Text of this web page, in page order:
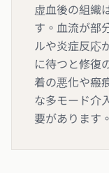
虚血後の組織
す。血流が部
ルや炎症反応
に待つと修復
着の悪化や瘢
な多モード介
要があります。